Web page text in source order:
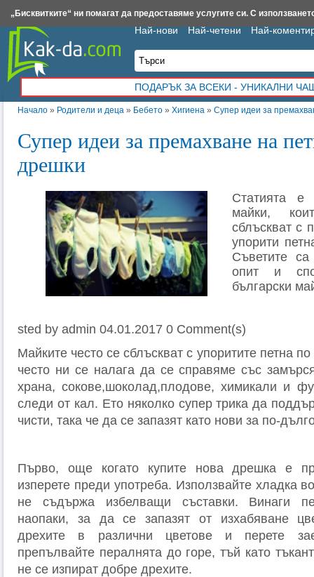
Начало » Родители и деца » Бебето » Хигиена » Супер идеи за
Супер идеи за премахване на
дрешки
Статията е
майки,
сблъскват с
упорити
Съветите
опит и
български
sted by admin 04.01.2017 0 Comment(s)
Майките често се сблъскват с упоритите петна
често ни се налага да се справяме със
храна, сокове,шоколад,плодове, химикали и
следи от кал. Ето няколко супер трика да
чисти, така че да се запазят като нови за по-
Първо, още когато купите нова дрешка е
изперете преди употреба. Използвайте хладка
не съдържа избелващи съставки. Винаги
наопаки, за да се запазят от изхабяване
дрехите в различни цветове и перете
препълвайте пералнята до горе, тъй като
не се изпират добре дрехите.
Най-нови Най-четени Най-
ПОДАРЪК ЗА ВСЕКИ - УНИКАЛНИ
Insert.bg Framar.bg Kak-da.com Iztochnik.com BauBau.bg NewAge.bg
„Бисквитките“ ни помагат да предоставяме услугите си. С